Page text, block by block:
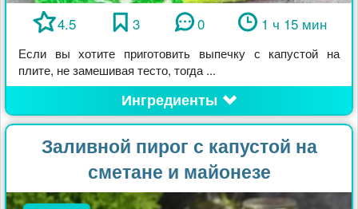
4.5 3 0 1 ч 15 мин
Если вы хотите приготовить выпечку с капустой на
плите, не замешивая тесто, тогда ...
Ингредиенты
Заливной пирог с капустой на
сметане и майонезе